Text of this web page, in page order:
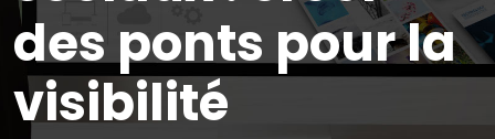
des ponts pour la
visibilité